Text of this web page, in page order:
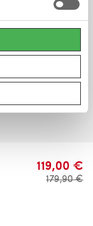
119,00 €
179,90 €